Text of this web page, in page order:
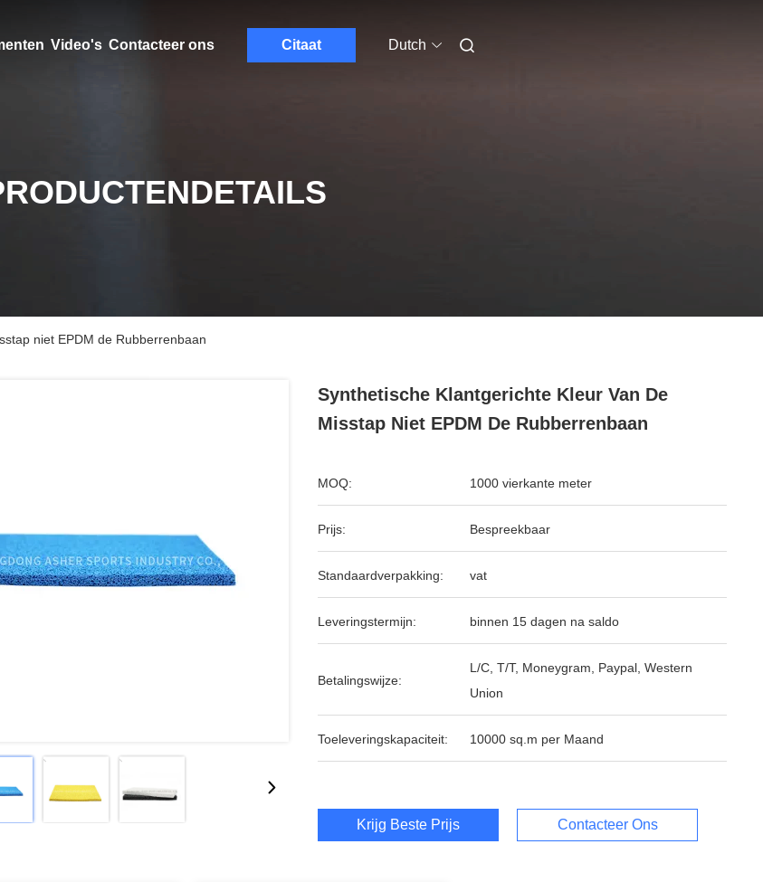
Video's Contacteer ons Citaat Dutch
niet EPDM de Rubberrenbaan
Synthetische Klantgerichte Kleur Van De
Misstap Niet EPDM De Rubberrenbaan
MOQ: 1000 vierkante meter
Prijs: Bespreekbaar
Standaardverpakking: vat
Leveringstermijn: binnen 15 dagen na saldo
Betalingswijze:
L/C, T/T, Moneygram, Paypal, Western
Union
Toeleveringskapaciteit: 10000 sq.m per Maand
Krijg Beste Prijs Contacteer Ons